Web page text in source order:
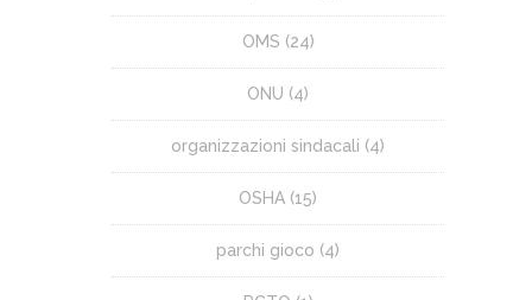
OMS (24)
ONU (4)
organizzazioni sindacali (4)
OSHA (15)
parchi gioco (4)